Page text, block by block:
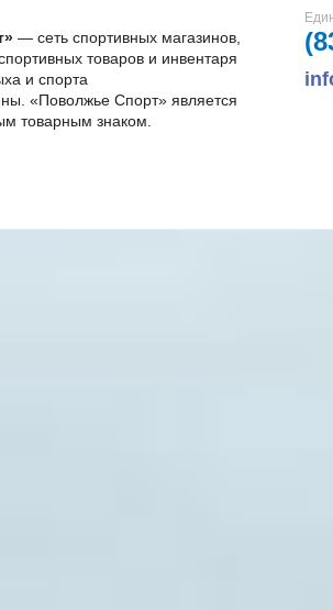
— сеть спортивных магазинов,
товаров и инвентаря
и спорта
«Поволжье Спорт» является
товарным знаком.